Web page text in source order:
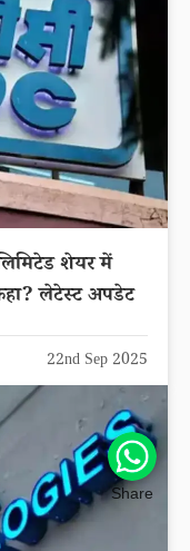
शेयर में
लेटेस्ट अपडेट
22nd Sep 2025
Share